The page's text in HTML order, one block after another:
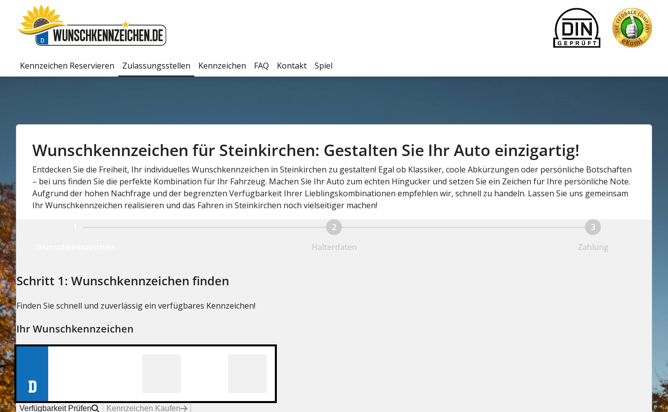
Kennzeichen Reservieren Zulassungsstellen Kennzeichen FAQ Kontakt Spiel
Wunschkennzeichen für Steinkirchen: Gestalten Sie Ihr Auto einzigartig!
Entdecken Sie die Freiheit, Ihr individuelles Wunschkennzeichen in Steinkirchen zu gestalten! Egal ob Klassiker, coole Abkürzungen oder persönliche Botschaften
– bei uns finden Sie die perfekte Kombination für Ihr Fahrzeug. Machen Sie Ihr Auto zum echten Hingucker und setzen Sie ein Zeichen für Ihre persönliche Note.
Aufgrund der hohen Nachfrage und der begrenzten Verfügbarkeit Ihrer Lieblingskombinationen empfehlen wir, schnell zu handeln. Lassen Sie uns gemeinsam
Ihr Wunschkennzeichen realisieren und das Fahren in Steinkirchen noch vielseitiger machen!